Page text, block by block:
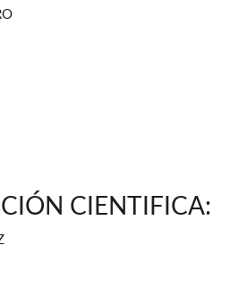
CIENTIFICA: